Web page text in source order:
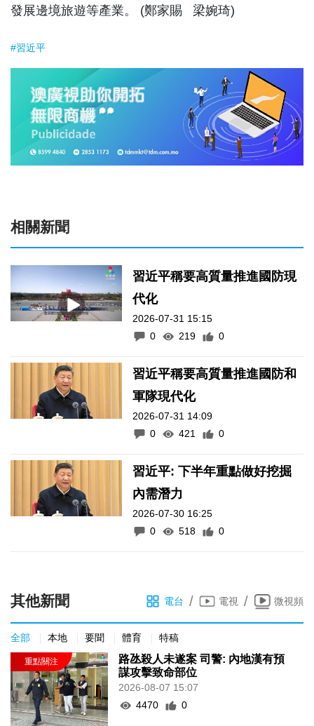
發展邊境旅遊等產業。 (鄭家賜 梁婉琦)
#習近平
相關新聞
習近平稱要高質量推進國防現
代化
2026-07-31 15:15
0
219 0
習近平稱要高質量推進國防和
軍隊現代化
2026-07-31 14:09
0
421 0
習近平: 下半年重點做好挖掘
內需潛力
2026-07-30 16:25
0
518 0
其他新聞 電台 / 電視 / 微視頻
全部 本地 要聞 體育 特稿
路氹殺人未遂案 司警: 內地漢有預
謀攻擊致命部位
2026-08-07 15:07
4470
0